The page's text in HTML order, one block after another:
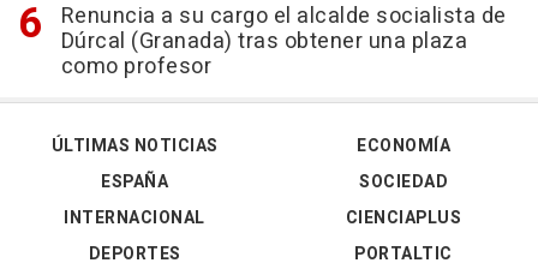
Renuncia a su cargo el alcalde socialista de
Dúrcal (Granada) tras obtener una plaza
como profesor
ÚLTIMAS NOTICIAS
ESPAÑA
INTERNACIONAL
DEPORTES
ECONOMÍA
SOCIEDAD
CIENCIAPLUS
PORTALTIC